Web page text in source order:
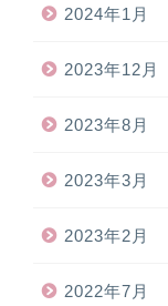
2024年1月
2023年12月
2023年8月
2023年3月
2023年2月
2022年7月